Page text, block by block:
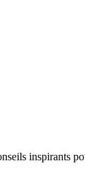
inspirants